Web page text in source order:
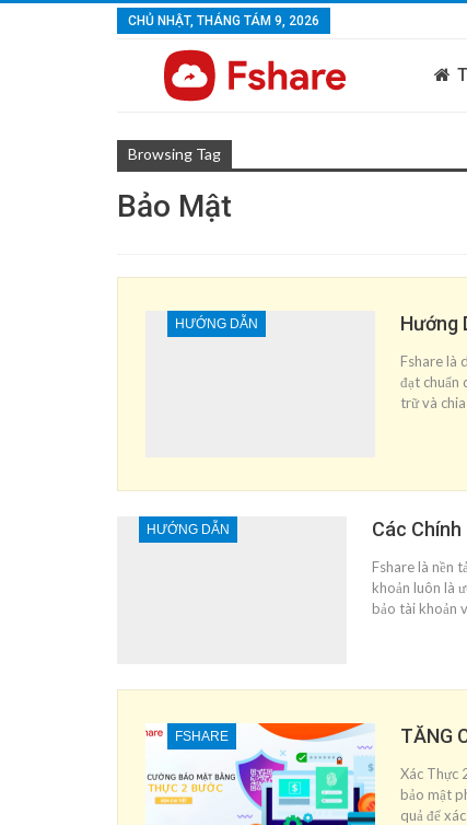
CHỦ NHẬT, THÁNG TÁM 9, 2026
Browsing Tag
Bảo Mật
HƯỚNG DẪN Hướng
Fshare là
đạt chuẩn
trữ và
HƯỚNG DẪN Các
Fshare là nền
khoản luôn là
bảo tài khoản
FSHARE TĂNG
Xác Thực
bảo mật
quả để